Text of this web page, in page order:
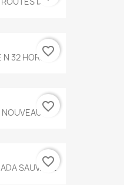
N 32 HORS...
favorite_border
favorite_border
SAUVAGE
favorite_border